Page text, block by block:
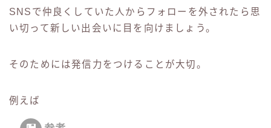
SNSで仲良くしていた人からフォローを外されたら思
い切って新しい出会いに目を向けましょう。
そのためには発信力をつけることが大切。
例えば